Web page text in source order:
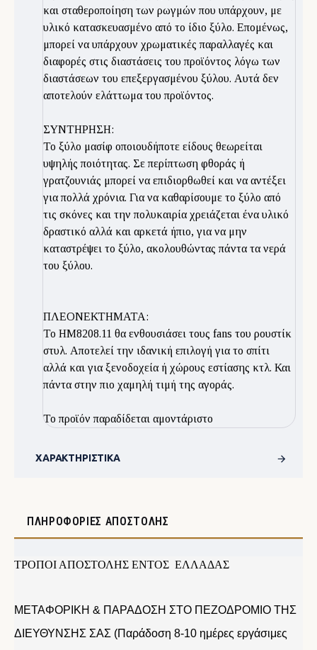
και σταθεροποίηση των ρωγμών που υπάρχουν, με
υλικό κατασκευασμένο από το ίδιο ξύλο. Επομένως,
μπορεί να υπάρχουν χρωματικές παραλλαγές και
διαφορές στις διαστάσεις του προϊόντος λόγω των
διαστάσεων του επεξεργασμένου ξύλου. Αυτά δεν
αποτελούν ελάττωμα του προϊόντος.
ΣΥΝΤΗΡΗΣΗ:
Το ξύλο μασίφ οποιουδήποτε είδους θεωρείται
υψηλής ποιότητας. Σε περίπτωση φθοράς ή
γρατζουνιάς μπορεί να επιδιορθωθεί και να αντέξει
για πολλά χρόνια. Για να καθαρίσουμε το ξύλο από
τις σκόνες και την πολυκαιρία χρειάζεται ένα υλικό
δραστικό αλλά και αρκετά ήπιο, για να μην
καταστρέψει το ξύλο, ακολουθώντας πάντα τα νερά
του ξύλου.
ΠΛΕΟΝΕΚΤΗΜΑΤΑ:
Το ΗΜ8208.11 θα ενθουσιάσει τους fans του ρουστίκ
στυλ. Αποτελεί την ιδανική επιλογή για το σπίτι
αλλά και για ξενοδοχεία ή χώρους εστίασης κτλ. Και
πάντα στην πιο χαμηλή τιμή της αγοράς.
To προϊόν παραδίδεται αμοντάριστο
ΧΑΡΑΚΤΗΡΙΣΤΙΚΆ
ΠΛΗΡΟΦΟΡΊΕΣ ΑΠΟΣΤΟΛΉΣ
ΤΡΟΠΟΙ ΑΠΟΣΤΟΛΗΣ ΕΝΤΟΣ ΕΛΛΑΔΑΣ
ΜΕΤΑΦΟΡΙΚΗ & ΠΑΡΑΔΟΣΗ ΣΤΟ ΠΕΖΟΔΡΟΜΙΟ ΤΗΣ
ΔΙΕΥΘΥΝΣΗΣ ΣΑΣ (Παράδοση 8-10 ημέρες εργάσιμες